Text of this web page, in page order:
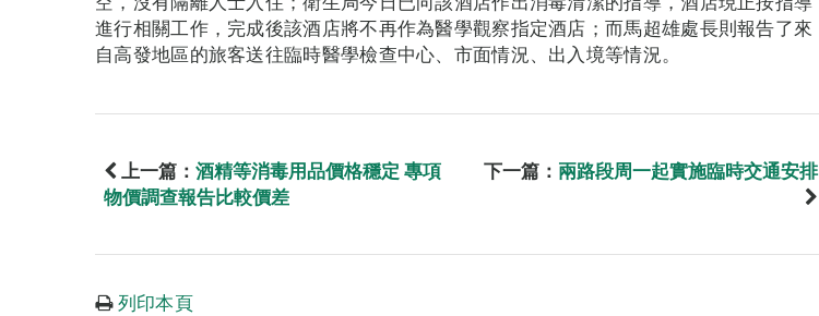
進行相關工作，完成後該酒店將不再作為醫學觀察指定酒店；而馬超雄處長則報告了來
自高發地區的旅客送往臨時醫學檢查中心、市面情況、出入境等情況。
上一篇： 酒精等消毒用品價格穩定 專項
物價調查報告比較價差
下一篇： 兩路段周一起實施臨時交通安排
列印本頁